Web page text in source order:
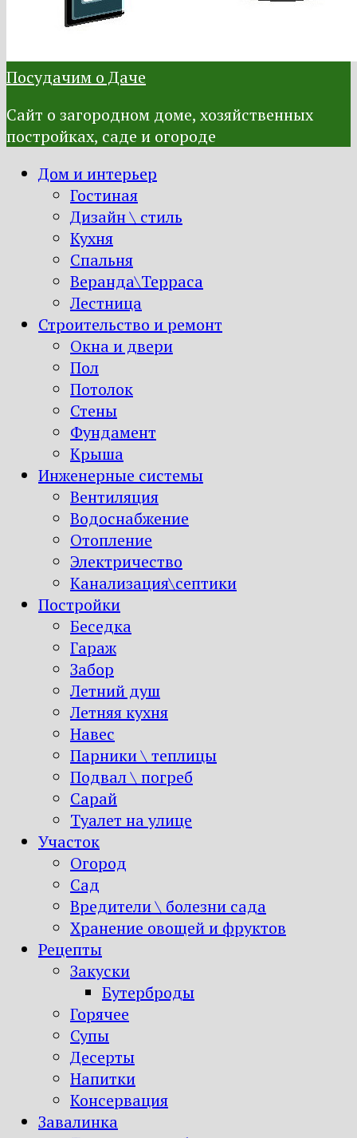
Посудачим о Даче
Сайт о загородном доме, хозяйственных
постройках, саде и огороде
Дом и интерьер
Гостиная
Дизайн \ стиль
Кухня
Спальня
Веранда\Терраса
Лестница
Строительство и ремонт
Окна и двери
Пол
Потолок
Стены
Фундамент
Крыша
Инженерные системы
Вентиляция
Водоснабжение
Отопление
Электричество
Канализация\септики
Постройки
Беседка
Гараж
Забор
Летний душ
Летняя кухня
Навес
Парники \ теплицы
Подвал \ погреб
Сарай
Туалет на улице
Участок
Огород
Сад
Вредители \ болезни сада
Хранение овощей и фруктов
Рецепты
Закуски
Бутерброды
Горячее
Супы
Десерты
Напитки
Консервация
Завалинка